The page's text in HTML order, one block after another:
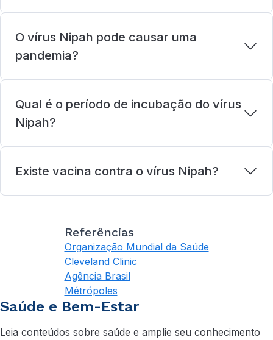
O vírus Nipah pode causar uma
pandemia?
Qual é o período de incubação do vírus
Nipah?
Existe vacina contra o vírus Nipah?
Referências
Organização Mundial da Saúde
Cleveland Clinic
Agência Brasil
Métrópoles
Saúde e Bem-Estar
Leia conteúdos sobre saúde e amplie seu conhecimento